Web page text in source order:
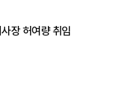
장 허여량 취임